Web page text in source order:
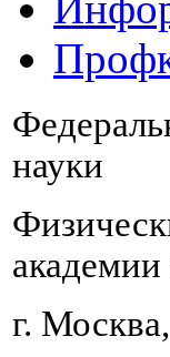
науки
академии
г.